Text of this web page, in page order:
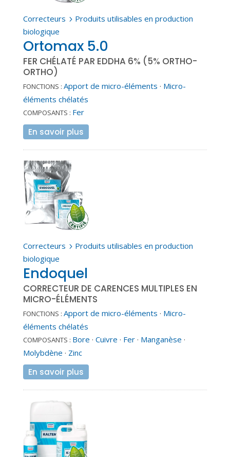
Correcteurs 5 Produits utilisables en production
biologique
Ortomax 5.0
FER CHÉLATÉ PAR EDDHA 6% (5% ORTHO-
ORTHO)
FONCTIONS : Apport de micro-éléments · Micro-
éléments chélatés
COMPOSANTS : Fer
En savoir plus
Correcteurs 5 Produits utilisables en production
biologique
Endoquel
CORRECTEUR DE CARENCES MULTIPLES EN
MICRO-ÉLÉMENTS
FONCTIONS : Apport de micro-éléments · Micro-
éléments chélatés
COMPOSANTS : Bore · Cuivre · Fer· Manganèse ·
Molybdène · Zinc
En savoir plus